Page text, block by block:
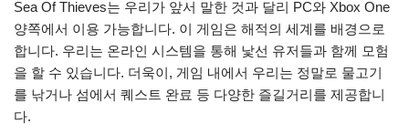
Sea Of Thieves는 우리가 앞서 말한 것과 달리 PC와 Xbox One
양쪽에서 이용 가능합니다. 이 게임은 해적의 세계를 배경으로
합니다. 우리는 온라인 시스템을 통해 낯선 유저들과 함께 모험
을 할 수 있습니다. 더욱이, 게임 내에서 우리는 정말로 물고기
를 낚거나 섬에서 퀘스트 완료 등 다양한 즐길거리를 제공합니
다.